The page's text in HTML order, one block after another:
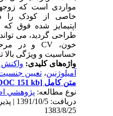
مواردی است که
خاصی از کودک را
اپتیمایز شده فوق که
طراحی گردید، می
حساسیت و ویژگی بالا
واژه‌های کلیدی:واکنش
آمیلوژنین،تعیین جنسیت
متن کامل[DOC 151 kb]
نوع مطالعه:پژوهشي
1383/8/25